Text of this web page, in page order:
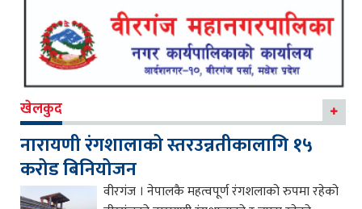
खेलकुद
नारायणी रंगशालाको स्तरउन्नतीकालागि १५
करोड बिनियोजन
वीरगंज । नेपालकै महत्वपूर्ण रंगशलाको रुपमा रहेको